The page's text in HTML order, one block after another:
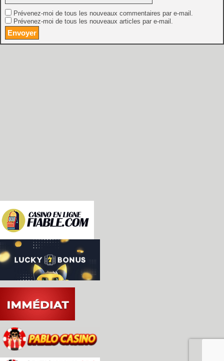
Prévenez-moi de tous les nouveaux commentaires par e-mail.
Prévenez-moi de tous les nouveaux articles par e-mail.